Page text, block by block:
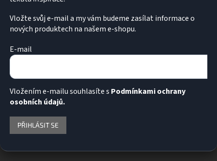
Vložte svůj e-mail a my vám budeme zasílat informace o
nových produktech na našem e-shopu.
E-mail
Vložením e-mailu souhlasíte s Podmínkami ochrany
osobních údajů.
PŘIHLÁSIT SE